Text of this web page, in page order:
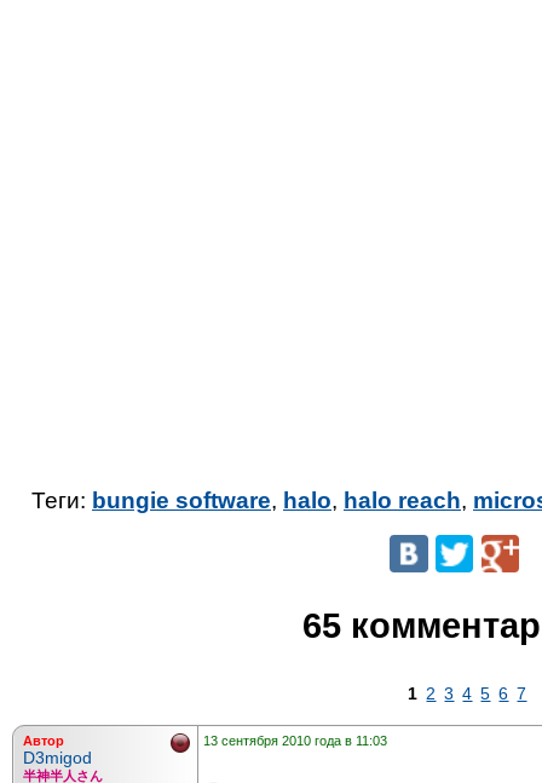
Теги: bungie software, halo, halo reach,
65
1 2 3 4 5 6 7
Автор
D3migod
半神半人さん
13 сентября 2010 года в 11:03